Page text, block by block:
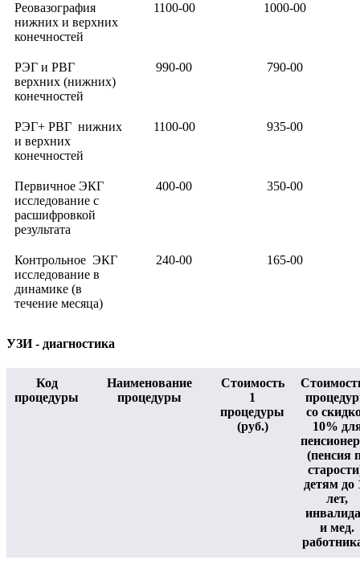
Реовазография
нижних и верхних
конечностей
1100-00 1000-00
РЭГ и РВГ
верхних (нижних)
конечностей
990-00 790-00
РЭГ+ РВГ нижних
и верхних
конечностей
1100-00 935-00
Первичное ЭКГ
исследование с
расшифровкой
результата
400-00 350-00
Контрольное ЭКГ
исследование в
динамике (в
течение месяца)
240-00 165-00
УЗИ - диагностика
Код
процедуры
Наименование
процедуры
Стоимость
1
процедуры
(руб.)
со
10%
(пенсия
детям до
лет,
и мед.